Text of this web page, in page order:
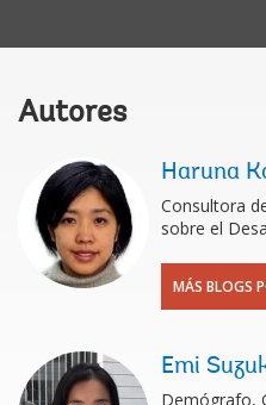
Autores
Haruna
Consultora
sobre el
MÁS BLOGS
Emi
Demógrafo,